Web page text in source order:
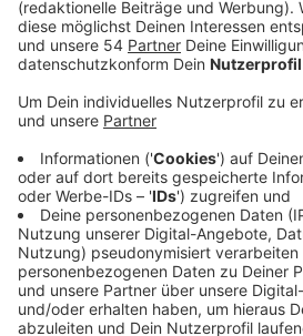
Anzeige
In genau einer Woche stehen in
Präsidentschaftswahlen an. Es
Ergebnis werden zwischen den
dem Republikaner Donald Trump
Joe Biden. Auch etwa 135 US-
Mönchengladbach wohnen,
Möglichkeit für einen der
Allerdings ist das nicht ganz
Amerikaner vom Ausland aus